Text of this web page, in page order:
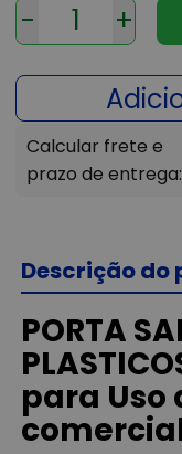
- +
Descrição do
PORTA
para Uso